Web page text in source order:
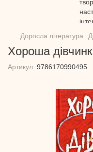
Доросла література
Хороша
Артикул: 9786170990495